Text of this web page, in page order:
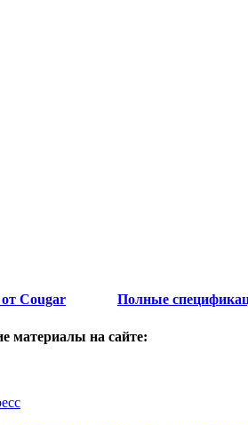
Cougar
Полные
материалы на сайте: